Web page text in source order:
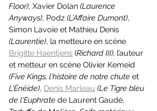
Floor), Xavier Dolan (Laurence
Anyways), Podz (L’Affaire Dumont),
Simon Lavoie et Mathieu Denis
(Laurentie), la metteure en scène
Brigitte Haentjens (Richard III), l’auteur
et metteur en scène Olivier Kemeid
(Five Kings, l'histoire de notre chute et
L'Énéide), Denis Marleau (Le Tigre bleu
de l'Euphrate de Laurent Gaudé,